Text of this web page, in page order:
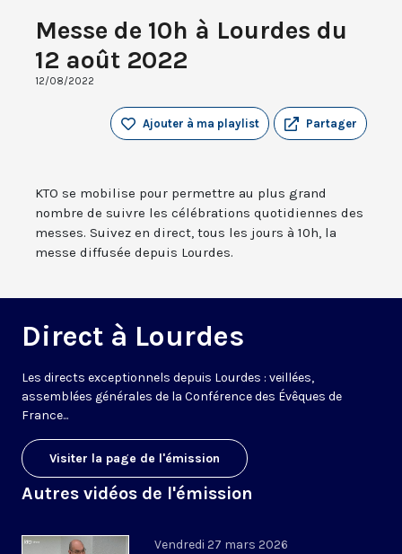
Messe de 10h à Lourdes du
12 août 2022
12/08/2022
Partager
Ajouter à ma playlist
KTO se mobilise pour permettre au plus grand
nombre de suivre les célébrations quotidiennes des
messes. Suivez en direct, tous les jours à 10h, la
messe diffusée depuis Lourdes.
Direct à Lourdes
Les directs exceptionnels depuis Lourdes : veillées,
assemblées générales de la Conférence des Évêques de
France...
Visiter la page de l'émission
Autres vidéos de l'émission
Vendredi 27 mars 2026